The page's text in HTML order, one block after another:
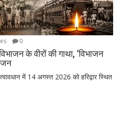
0
के वीरों की गाथा, ‘विभाजन
में 14 अगस्त 2026 को हरिद्वार स्थित